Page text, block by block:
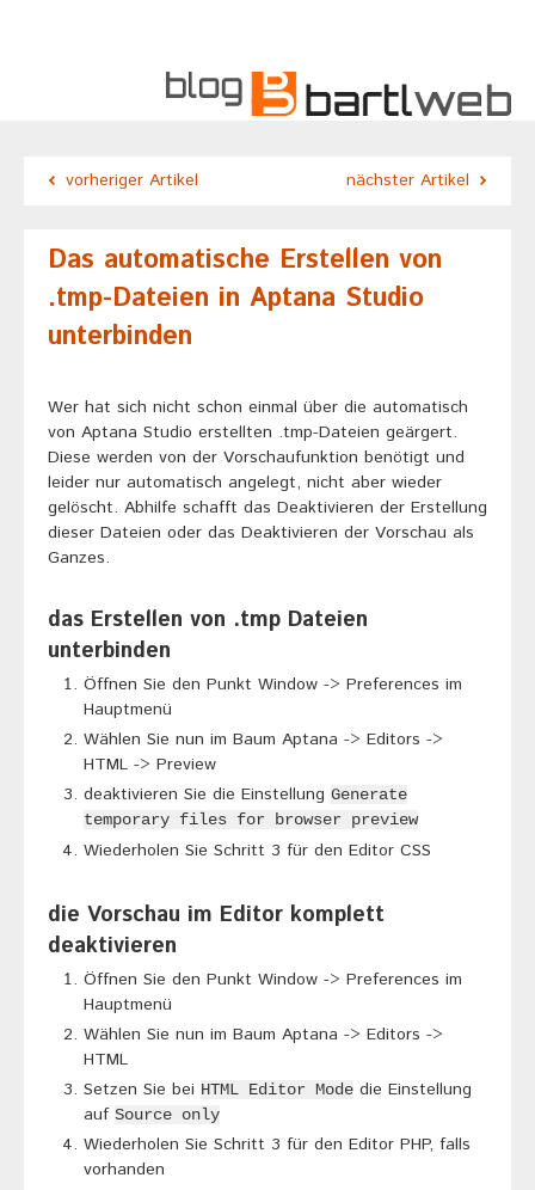
nächster Artikel
vorheriger Artikel
Das automatische Erstellen von
.tmp-Dateien in Aptana Studio
unterbinden
Wer hat sich nicht schon einmal über die automatisch
von Aptana Studio erstellten .tmp-Dateien geärgert.
Diese werden von der Vorschaufunktion benötigt und
leider nur automatisch angelegt, nicht aber wieder
gelöscht. Abhilfe schafft das Deaktivieren der Erstellung
dieser Dateien oder das Deaktivieren der Vorschau als
Ganzes.
das Erstellen von .tmp Dateien
unterbinden
Öffnen Sie den Punkt Window -> Preferences im
Hauptmenü
Wählen Sie nun im Baum Aptana -> Editors ->
HTML -> Preview
deaktivieren Sie die Einstellung Generate
temporary files for browser preview
Wiederholen Sie Schritt 3 für den Editor CSS
die Vorschau im Editor komplett
deaktivieren
Öffnen Sie den Punkt Window -> Preferences im
Hauptmenü
Wählen Sie nun im Baum Aptana -> Editors ->
HTML
Setzen Sie bei HTML Editor Mode die Einstellung
auf Source only
Wiederholen Sie Schritt 3 für den Editor PHP, falls
vorhanden